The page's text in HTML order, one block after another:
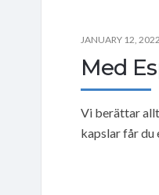
JANUARY 12, 2022
Med
Vi berättar
kapslar får